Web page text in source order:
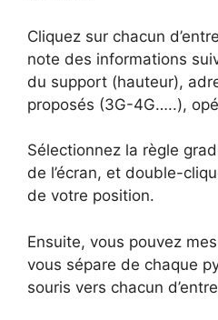
Cliquez sur chacun
note des informations
du support (hauteur),
proposés (3G-4G…..),
Sélectionnez la règle
de l’écran, et double-
de votre position.
Ensuite, vous pouvez
vous sépare de chaque
souris vers chacun